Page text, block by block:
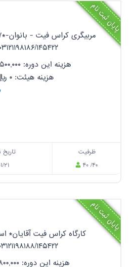
پایان ثبت نام
۱۴۰۳۱۲۱۱۹۸۱۸۶/
هزینه این دوره: ۱۴,۵۰۰,۰۰۰
هزینه هیئت: ۰
ظرفیت
۴۰ /۴۰
پایان ثبت نام
کارگاه کراس فیت آقایان*
۱۴۰۳۱۲۱۱۹۸۱۸۸/
هزینه این دوره: ۲,۸۰۰,۰۰۰